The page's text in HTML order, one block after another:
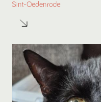
Sint-Oedenrode